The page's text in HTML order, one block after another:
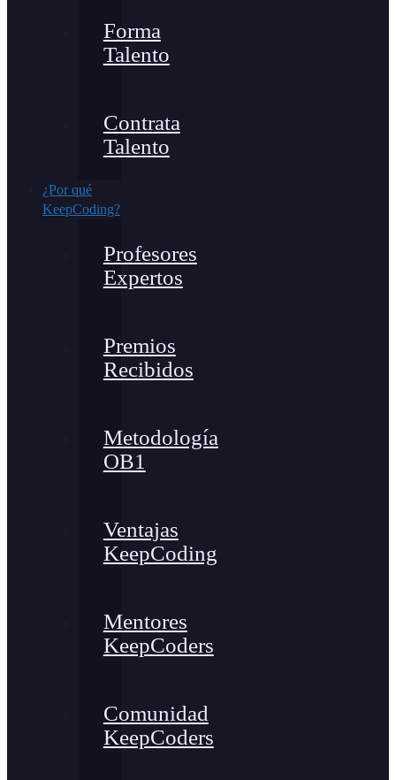
Forma
Talento
Contrata
Talento
¿Por qué
KeepCoding?
Profesores
Expertos
Premios
Recibidos
Metodología
OB1
Ventajas
KeepCoding
Mentores
KeepCoders
Comunidad
KeepCoders